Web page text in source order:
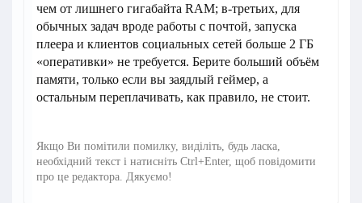
чем от лишнего гигабайта RAM; в-третьих, для
обычных задач вроде работы с почтой, запуска
плеера и клиентов социальных сетей больше 2 ГБ
«оперативки» не требуется. Берите больший объём
памяти, только если вы заядлый геймер, а
остальным переплачивать, как правило, не стоит.
Якщо Ви помітили помилку, виділіть, будь ласка,
необхідний текст і натисніть Ctrl+Enter, щоб повідомити
про це редактора. Дякуємо!